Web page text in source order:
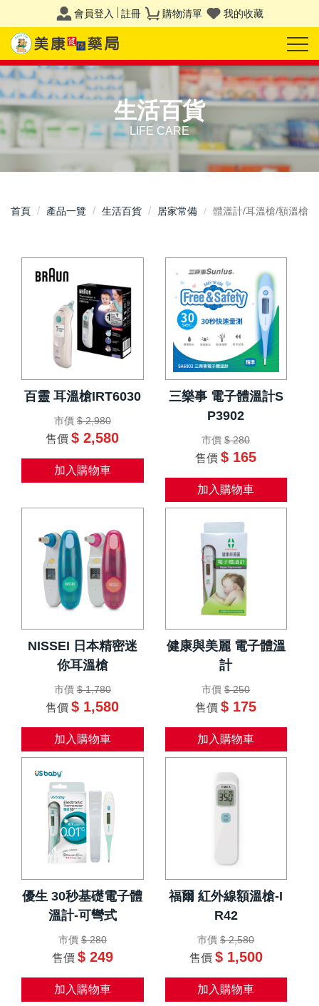
會員登入 註冊 購物清單 我的收藏
生活百貨
LIFE CARE
首頁 產品一覽 生活百貨 居家常備 體溫計/耳溫槍/額溫槍
百靈 耳溫槍IRT6030
市價 $ 2,980
售價 $ 2,580
加入購物車
三樂事 電子體溫計S
P3902
市價 $ 280
售價 $ 165
加入購物車
NISSEI 日本精密迷
你耳溫槍
市價 $ 1,780
售價 $ 1,580
加入購物車
健康與美麗 電子體溫
計
市價 $ 250
售價 $ 175
加入購物車
優生 30秒基礎電子體
溫計-可彎式
市價 $ 280
售價 $ 249
加入購物車
福爾 紅外線額溫槍-I
R42
市價 $ 2,580
售價 $ 1,500
加入購物車